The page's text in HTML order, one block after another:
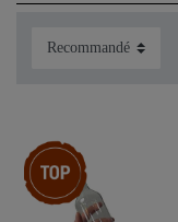
Pack d’articles